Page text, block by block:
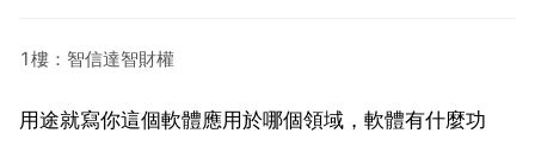
1樓：智信達智財權
用途就寫你這個軟體應用於哪個領域，軟體有什麼功